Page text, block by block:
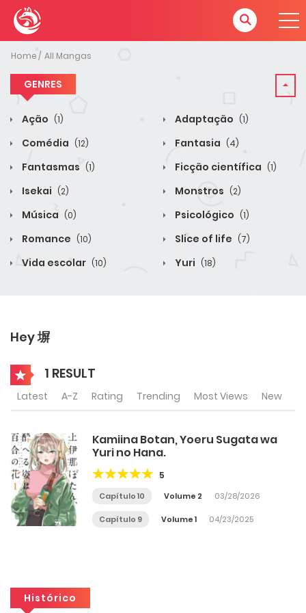
Home All Mangas
GENRES
Ação (1) Adaptação (1)
Comédia (12) Fantasia (4)
Fantasmas (1) Ficção científica (1)
Isekai (2) Monstros (2)
Música (0) Psicológico (1)
Romance (10) Slice of life (7)
Vida escolar (10) Yuri (18)
Hey 塀
1 RESULT
Latest A-Z Rating Trending Most Views New
Kamiina Botan, Yoeru Sugata wa
Yuri no Hana.
5
Capítulo 10 Volume 2 03/28/2026
Capítulo 9 Volume 1 04/23/2025
Histórico